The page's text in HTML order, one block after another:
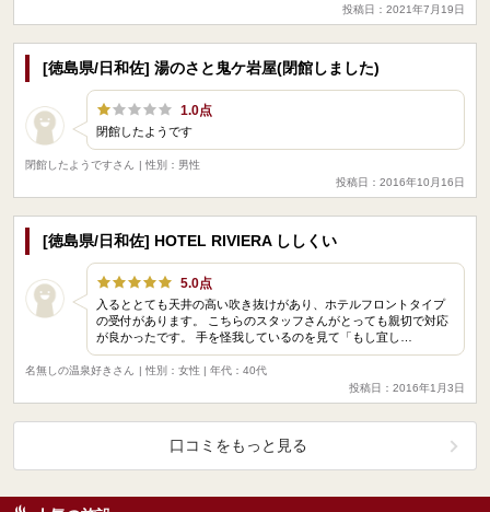
投稿日：2021年7月19日
[徳島県/日和佐] 湯のさと鬼ケ岩屋(閉館しました)
1.0点
閉館したようです
閉館したようですさん | 性別：男性
投稿日：2016年10月16日
[徳島県/日和佐] HOTEL RIVIERA ししくい
5.0点
入るととても天井の高い吹き抜けがあり、ホテルフロントタイプ
の受付があります。 こちらのスタッフさんがとっても親切で対応
が良かったです。 手を怪我しているのを見て「もし宜し…
名無しの温泉好きさん | 性別：女性 | 年代：40代
投稿日：2016年1月3日
口コミをもっと見る